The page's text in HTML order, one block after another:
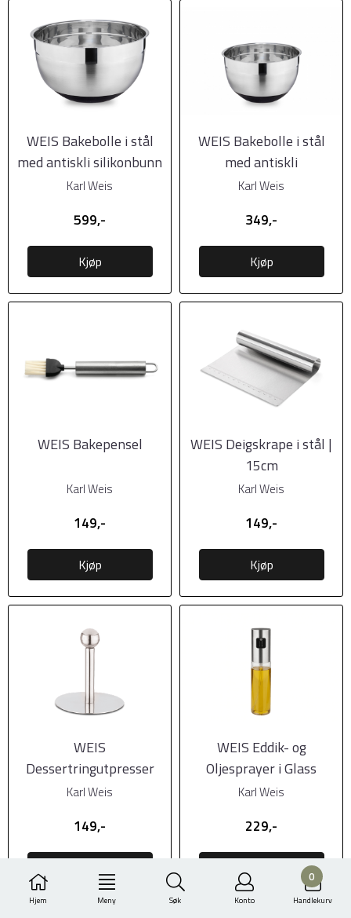
Hjem Meny Søk Konto
0
Handlekurv
WEIS Bakebolle i stål
med antiskli silikonbunn
Ø24cm
Karl Weis
599,-
Kjøp
WEIS Bakebolle i stål
med antiskli
silikonbunn. Ø16cm
Karl Weis
349,-
Kjøp
WEIS Bakepensel
Karl Weis
149,-
Kjøp
WEIS Deigskrape i stål |
15cm
Karl Weis
149,-
Kjøp
WEIS
Dessertringutpresser
Karl Weis
149,-
WEIS Eddik- og
Oljesprayer i Glass
Karl Weis
229,-